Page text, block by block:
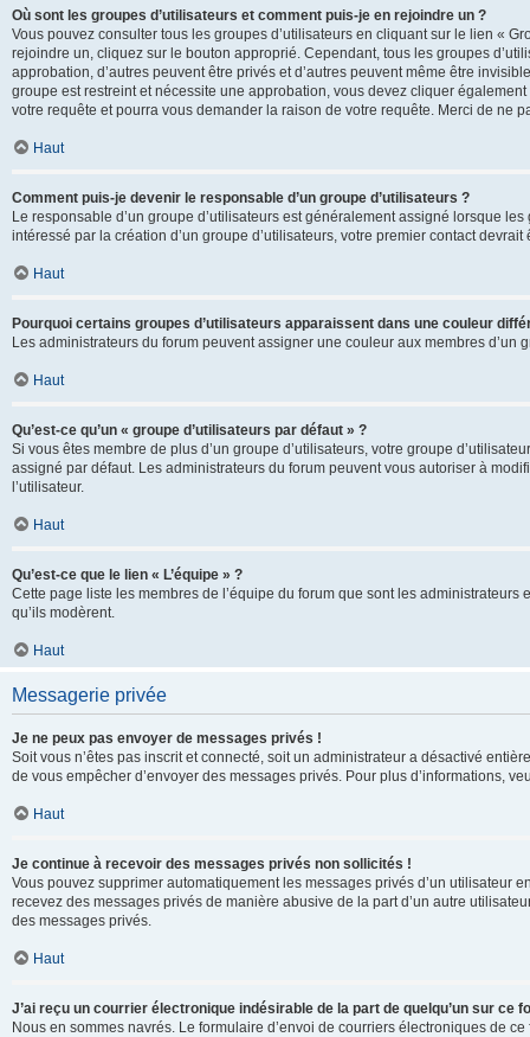
Où sont les groupes d’utilisateurs et comment puis-je en rejoindre un ?
Vous pouvez consulter tous les groupes d’utilisateurs en cliquant sur le lien «
rejoindre un, cliquez sur le bouton approprié. Cependant, tous les groupes
approbation, d’autres peuvent être privés et d’autres peuvent même être
groupe est restreint et nécessite une approbation, vous devez cliquer
votre requête et pourra vous demander la raison de votre requête. Merci de ne
Haut
Comment puis-je devenir le responsable d’un groupe d’utilisateurs ?
Le responsable d’un groupe d’utilisateurs est généralement assigné lorsque
intéressé par la création d’un groupe d’utilisateurs, votre premier contact
Haut
Pourquoi certains groupes d’utilisateurs apparaissent dans une couleur
Les administrateurs du forum peuvent assigner une couleur aux membres d’un
Haut
Qu’est-ce qu’un « groupe d’utilisateurs par défaut » ?
Si vous êtes membre de plus d’un groupe d’utilisateurs, votre groupe
assigné par défaut. Les administrateurs du forum peuvent vous autoriser à
l’utilisateur.
Haut
Qu’est-ce que le lien « L’équipe » ?
Cette page liste les membres de l’équipe du forum que sont les
qu’ils modèrent.
Haut
Messagerie privée
Je ne peux pas envoyer de messages privés !
Soit vous n’êtes pas inscrit et connecté, soit un administrateur a désactivé
de vous empêcher d’envoyer des messages privés. Pour plus d’informations,
Haut
Je continue à recevoir des messages privés non sollicités !
Vous pouvez supprimer automatiquement les messages privés d’un utilisateur
recevez des messages privés de manière abusive de la part d’un autre
des messages privés.
Haut
J’ai reçu un courrier électronique indésirable de la part de quelqu’un sur ce
Nous en sommes navrés. Le formulaire d’envoi de courriers électroniques de